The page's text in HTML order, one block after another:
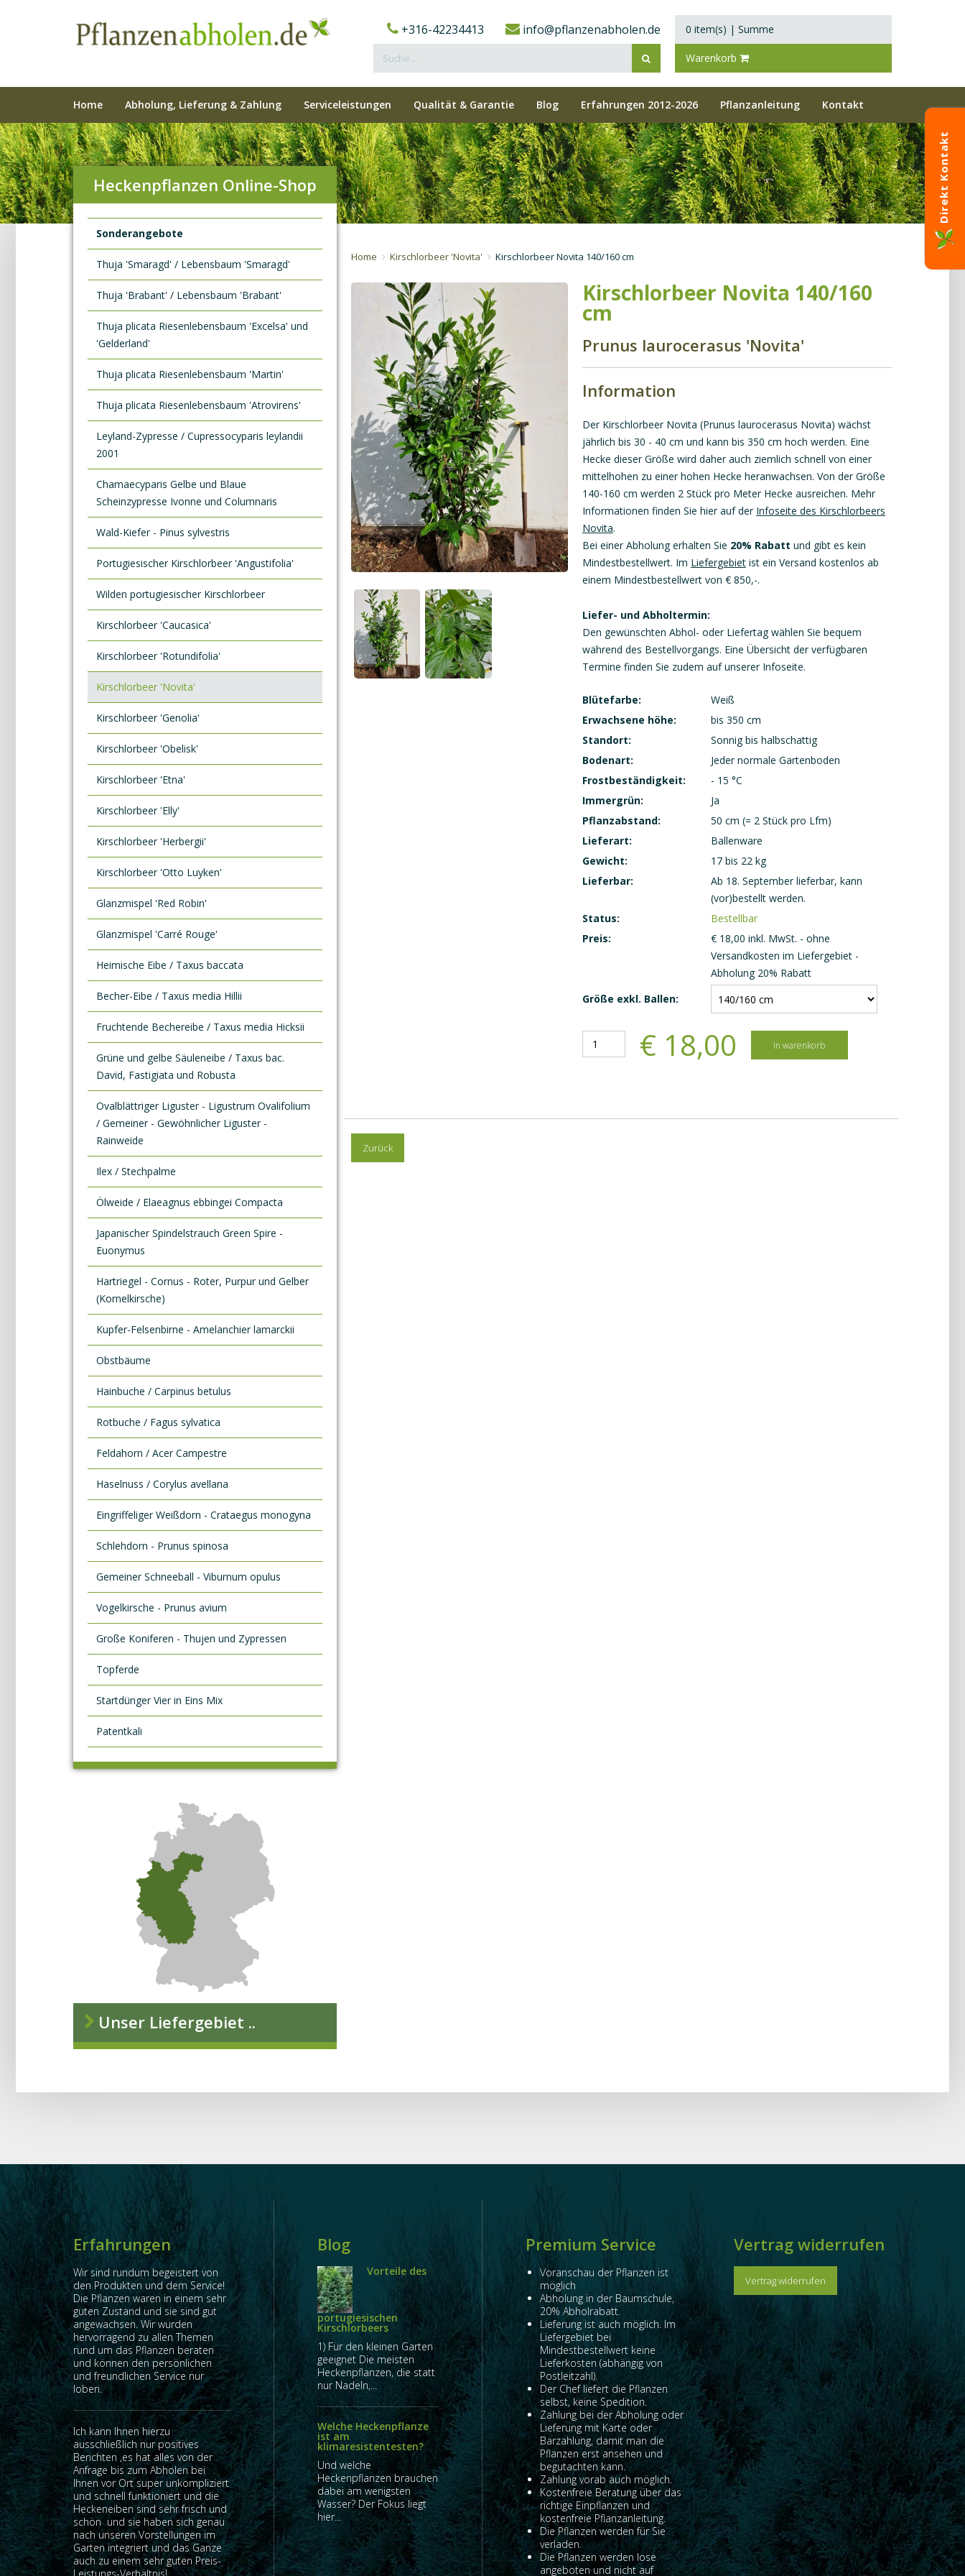
+316-42234413 info@pflanzenabholen.de 0 item(s) | Summe
Warenkorb
Home Abholung, Lieferung & Zahlung Serviceleistungen Qualität & Garantie Blog Erfahrungen 2012-2026 Pflanzanleitung Kontakt
Heckenpflanzen Online-Shop
Sonderangebote
Thuja 'Smaragd' / Lebensbaum 'Smaragd'
Thuja 'Brabant' / Lebensbaum 'Brabant'
Thuja plicata Riesenlebensbaum 'Excelsa' und
'Gelderland'
Thuja plicata Riesenlebensbaum 'Martin'
Thuja plicata Riesenlebensbaum 'Atrovirens'
Leyland-Zypresse / Cupressocyparis leylandii
2001
Chamaecyparis Gelbe und Blaue
Scheinzypresse Ivonne und Columnaris
Wald-Kiefer - Pinus sylvestris
Portugiesischer Kirschlorbeer 'Angustifolia'
Wilden portugiesischer Kirschlorbeer
Kirschlorbeer 'Caucasica'
Kirschlorbeer 'Rotundifolia'
Kirschlorbeer 'Novita'
Kirschlorbeer 'Genolia'
Kirschlorbeer 'Obelisk'
Kirschlorbeer 'Etna'
Kirschlorbeer 'Elly'
Kirschlorbeer 'Herbergii'
Kirschlorbeer 'Otto Luyken'
Glanzmispel 'Red Robin'
Glanzmispel 'Carré Rouge'
Heimische Eibe / Taxus baccata
Becher-Eibe / Taxus media Hillii
Fruchtende Bechereibe / Taxus media Hicksii
Grüne und gelbe Säuleneibe / Taxus bac.
David, Fastigiata und Robusta
Ovalblättriger Liguster - Ligustrum Ovalifolium
/ Gemeiner - Gewöhnlicher Liguster -
Rainweide
Ilex / Stechpalme
Ölweide / Elaeagnus ebbingei Compacta
Japanischer Spindelstrauch Green Spire -
Euonymus
Hartriegel - Cornus - Roter, Purpur und Gelber
(Kornelkirsche)
Kupfer-Felsenbirne - Amelanchier lamarckii
Obstbäume
Hainbuche / Carpinus betulus
Rotbuche / Fagus sylvatica
Feldahorn / Acer Campestre
Haselnuss / Corylus avellana
Eingriffeliger Weißdorn - Crataegus monogyna
Schlehdorn - Prunus spinosa
Gemeiner Schneeball - Viburnum opulus
Vogelkirsche - Prunus avium
Große Koniferen - Thujen und Zypressen
Topferde
Startdünger Vier in Eins Mix
Patentkali
Unser Liefergebiet ..
Home Kirschlorbeer 'Novita' Kirschlorbeer Novita 140/160 cm
Kirschlorbeer Novita 140/160
cm
Prunus laurocerasus 'Novita'
Information
Der Kirschlorbeer Novita (Prunus laurocerasus Novita) wächst
jährlich bis 30 - 40 cm und kann bis 350 cm hoch werden. Eine
Hecke dieser Größe wird daher auch ziemlich schnell von einer
mittelhohen zu einer hohen Hecke heranwachsen. Von der Größe
140-160 cm werden 2 Stück pro Meter Hecke ausreichen. Mehr
Informationen finden Sie hier auf der Infoseite des Kirschlorbeers
Novita.
Bei einer Abholung erhalten Sie 20% Rabatt und gibt es kein
Mindestbestellwert. Im Liefergebietist ein Versand kostenlos ab
einem Mindestbestellwert von € 850,-.
Liefer- und Abholtermin:
Den gewünschten Abhol- oder Liefertag wählen Sie bequem
während des Bestellvorgangs. Eine Übersicht der verfügbaren
Termine finden Sie zudem auf unserer Infoseite.
Blütefarbe:
Weiß
Erwachsene höhe:
bis 350 cm
Standort:
Sonnig bis halbschattig
Bodenart:
Jeder normale Gartenboden
Frostbeständigkeit:
- 15 °C
Immergrün:
Ja
Pflanzabstand:
50 cm (= 2 Stück pro Lfm)
Lieferart:
Ballenware
Gewicht:
17 bis 22 kg
Lieferbar:
Ab 18. September lieferbar, kann
(vor)bestellt werden.
Status:
Bestellbar
Preis:
€ 18,00 inkl. MwSt. - ohne
Versandkosten im Liefergebiet -
Abholung 20% Rabatt
Größe exkl. Ballen:
€ 18,00 In warenkorb
Zurück
Erfahrungen
Wir sind rundum begeistert von
den Produkten und dem Service!
Die Pflanzen waren in einem sehr
guten Zustand und sie sind gut
angewachsen. Wir wurden
hervorragend zu allen Themen
rund um das Pflanzen beraten
und können den persönlichen
und freundlichen Service nur
loben.
Ich kann Ihnen hierzu
ausschließlich nur positives
Berichten ,es hat alles von der
Anfrage bis zum Abholen bei
Ihnen vor Ort super unkompliziert
und schnell funktioniert und die
Heckeneiben sind sehr frisch und
schön und sie haben sich genau
nach unseren Vorstellungen im
Garten integriert und das Ganze
auch zu einem sehr guten Preis-
Blog
Vorteile des
portugiesischen
Kirschlorbeers
1) Für den kleinen Garten
geeignet Die meisten
Heckenpflanzen, die statt
nur Nadeln,...
Welche Heckenpflanze
ist am
klimaresistentesten?
Und welche
Heckenpflanzen brauchen
dabei am wenigsten
Wasser? Der Fokus liegt
hier...
Premium Service
Voranschau der Pflanzen ist
möglich
Abholung in der Baumschule,
20% Abholrabatt.
Lieferung ist auch möglich. Im
Liefergebiet bei
Mindestbestellwert keine
Lieferkosten (abhängig von
Postleitzahl).
Der Chef liefert die Pflanzen
selbst, keine Spedition.
Zahlung bei der Abholung oder
Lieferung mit Karte oder
Barzahlung, damit man die
Pflanzen erst ansehen und
begutachten kann.
Zahlung vorab auch möglich.
Kostenfreie Beratung über das
richtige Einpflanzen und
kostenfreie Pflanzanleitung.
Die Pflanzen werden für Sie
verladen.
Die Pflanzen werden lose
angeboten und nicht auf
Vertrag widerrufen
Vertrag widerrufen
Direkt Kontakt